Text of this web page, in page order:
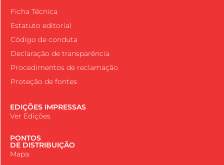
Ficha Técnica
Estatuto editorial
Código de conduta
Declaração de transparência
Procedimentos de reclamação
Proteção de fontes
EDIÇÕES IMPRESSAS
Ver Edições
PONTOS
DE DISTRIBUIÇÃO
Mapa